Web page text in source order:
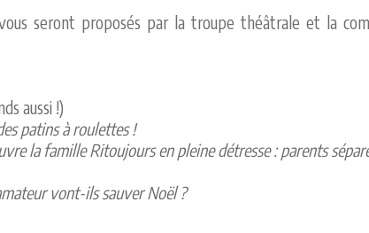
seront proposés par la troupe théâtrale et la
aussi !)
patins à roulettes !
la famille Ritoujours en pleine détresse : parents
vont-ils sauver Noël ?